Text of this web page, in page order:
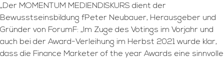
„Der MOMENTUM MEDIENDISKURS dient der
Bewusstseinsbildung fPeter Neubauer, Herausgeber und
Gründer von ForumF: „Im Zuge des Votings im Vorjahr und
auch bei der Award-Verleihung im Herbst 2021 wurde klar,
dass die Finance Marketer of the year Awards eine sinnvolle